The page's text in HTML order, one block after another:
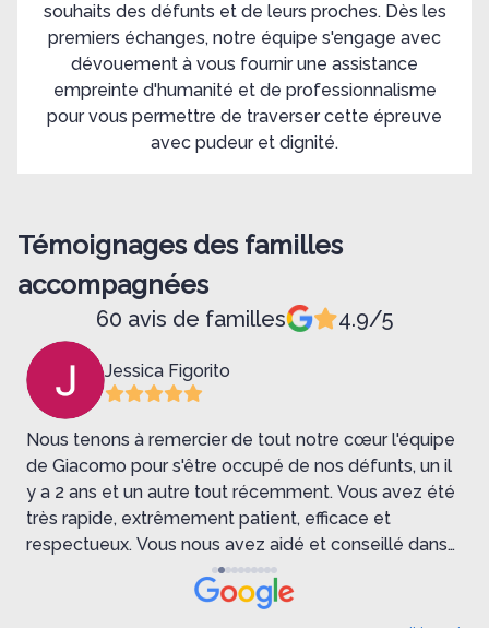
souhaits des défunts et de leurs proches. Dès les
premiers échanges, notre équipe s'engage avec
dévouement à vous fournir une assistance
empreinte d'humanité et de professionnalisme
pour vous permettre de traverser cette épreuve
avec pudeur et dignité.
Témoignages des familles
accompagnées
60 avis de familles 4.9/5
Jessica Figorito
Nous tenons à remercier de tout notre cœur l'équipe
de Giacomo pour s'être occupé de nos défunts, un il
y a 2 ans et un autre tout récemment. Vous avez été
très rapide, extrêmement patient, efficace et
respectueux. Vous nous avez aidé et conseillé dans
des moments difficiles et flous de nos vies. Vraiment